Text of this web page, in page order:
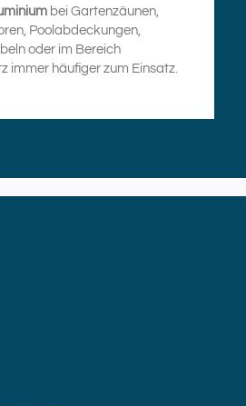
bei Gartenzäunen,
Poolabdeckungen,
oder im Bereich
immer häufiger zum Einsatz.